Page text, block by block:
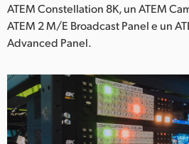
ATEM Constellation 8K, un ATEM
ATEM 2 M/E Broadcast Panel e un
Advanced Panel.